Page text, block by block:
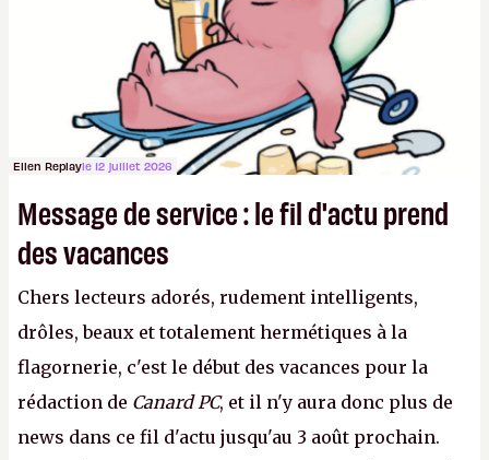
aux adultes, qui ne sont jamais que des enfants
avec du pouvoir d'achat.P.
Ellen Replayle 12 juillet 2026
Message de service : le fil d'actu prend
des vacances
Chers lecteurs adorés, rudement intelligents,
drôles, beaux et totalement hermétiques à la
flagornerie, c'est le début des vacances pour la
rédaction de Canard PC, et il n'y aura donc plus de
news dans ce fil d'actu jusqu'au 3 août prochain.